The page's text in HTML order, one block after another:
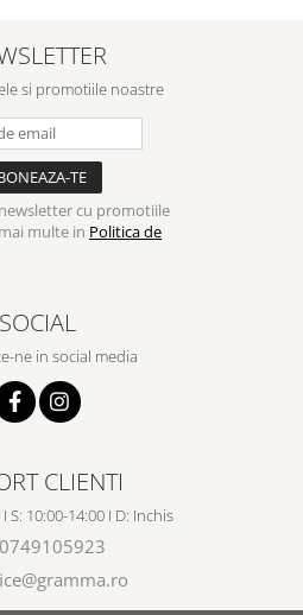
si promotiile noastre
cu promotiile
multe in Politica de
SOCIAL
ne in social media
CLIENTI
S: 10:00-14:00 I D: Inchis
0749105923